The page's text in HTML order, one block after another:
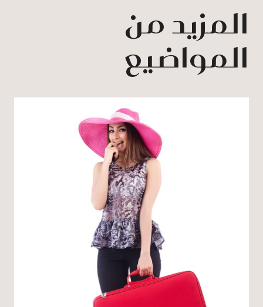
المزيد من
المواضيع